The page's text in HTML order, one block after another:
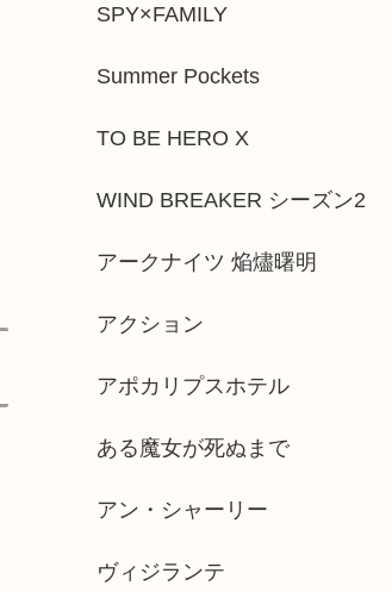
SPY×FAMILY
Summer Pockets
TO BE HERO X
WIND BREAKER シーズン2
アークナイツ 焔燼曙明
アクション
アポカリプスホテル
ある魔女が死ぬまで
アン・シャーリー
ヴィジランテ